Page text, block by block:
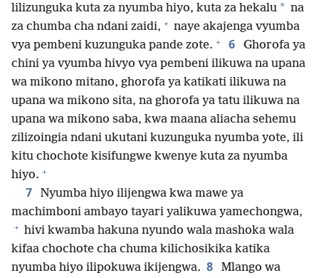
lilizunguka kuta za nyumba hiyo, kuta za hekalu * na
za chumba cha ndani zaidi, + naye akajenga vyumba
vya pembeni kuzunguka pande zote. + 6
Ghorofa ya
chini ya vyumba hivyo vya pembeni ilikuwa na upana
wa mikono mitano, ghorofa ya katikati ilikuwa na
upana wa mikono sita, na ghorofa ya tatu ilikuwa na
upana wa mikono saba, kwa maana aliacha sehemu
zilizoingia ndani ukutani kuzunguka nyumba yote, ili
kitu chochote kisifungwe kwenye kuta za nyumba
hiyo. +
7
Nyumba hiyo ilijengwa kwa mawe ya
machimboni ambayo tayari yalikuwa yamechongwa,
+ hivi kwamba hakuna nyundo wala mashoka wala
kifaa chochote cha chuma kilichosikika katika
nyumba hiyo ilipokuwa ikijengwa. 8
Mlango wa